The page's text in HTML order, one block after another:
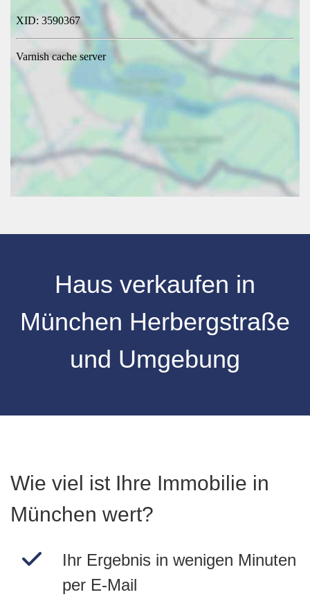
Haus verkaufen in
München Herbergstraße
und Umgebung
Wie viel ist Ihre Immobilie in
München wert?
Ihr Ergebnis in wenigen Minuten
per E-Mail